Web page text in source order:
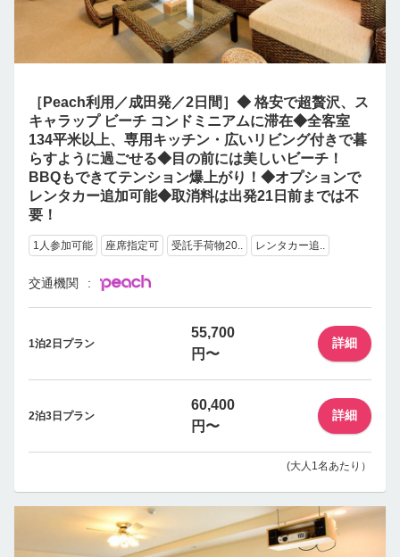
［Peach利用／成田発／2日間］◆ 格安で超贅沢、ス
キャラップ ビーチ コンドミニアムに滞在◆全客室
134平米以上、専用キッチン・広いリビング付きで暮
らすように過ごせる◆目の前には美しいビーチ！
BBQもできてテンション爆上がり！◆オプションで
レンタカー追加可能◆取消料は出発21日前までは不
要！
1人参加可能 座席指定可 受託手荷物20.. レンタカー追..
交通機関
1泊2日プラン
55,700
円〜
詳細
2泊3日プラン
60,400
円〜
詳細
(大人1名あたり）